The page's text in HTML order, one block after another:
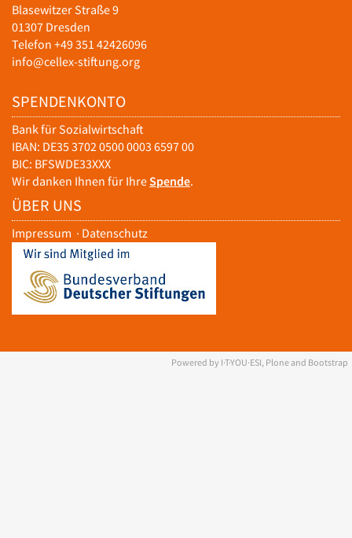
Blasewitzer Straße 9
01307 Dresden
Telefon +49 351 42426096
info@cellex-stiftung.org
SPENDENKONTO
Bank für Sozialwirtschaft
IBAN: DE35 3702 0500 0003 6597 00
BIC: BFSWDE33XXX
Wir danken Ihnen für IhreSpende.
ÜBER UNS
Impressum · Datenschutz
Powered by I·T·YOU·ESI, Plone and Bootstrap